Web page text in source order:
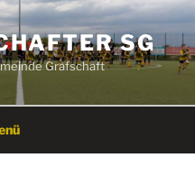
SG
Grafschaft